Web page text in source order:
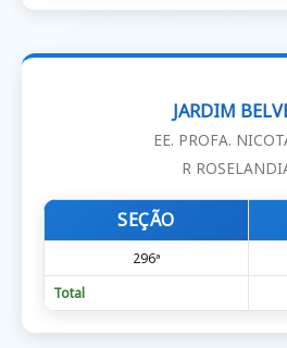
JARDIM
EE. PROFA.
R
SEÇÃO
296ª
Total